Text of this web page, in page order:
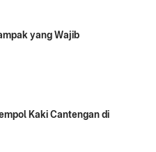
yang Wajib
Kaki Cantengan di